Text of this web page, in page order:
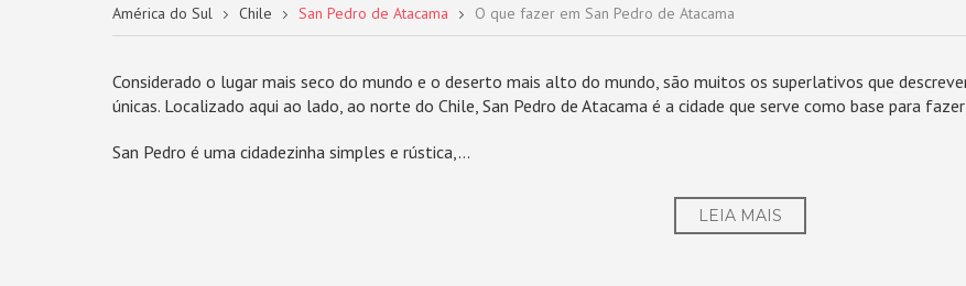
América do Sul Chile San Pedro de Atacama O que fazer em San Pedro de Atacama
Considerado o lugar mais seco do mundo e o deserto mais alto do mundo, são muitos os superlativos que
únicas. Localizado aqui ao lado, ao norte do Chile, San Pedro de Atacama é a cidade que serve como base para
San Pedro é uma cidadezinha simples e rústica,...
LEIA MAIS